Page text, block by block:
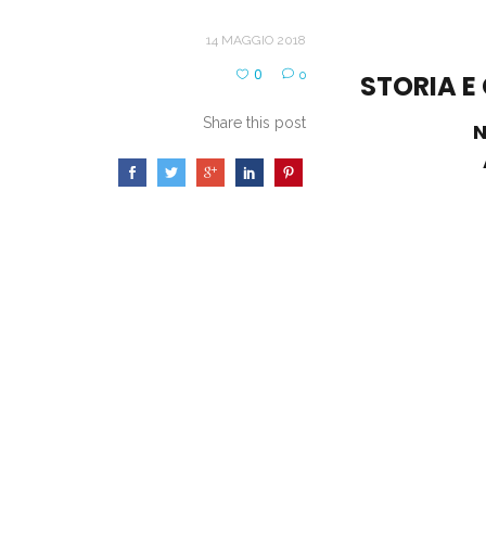
14 MAGGIO 2018
0 0
Share this post
STORIA